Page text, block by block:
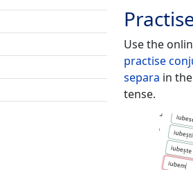
Use the
practise
separa in
tense.